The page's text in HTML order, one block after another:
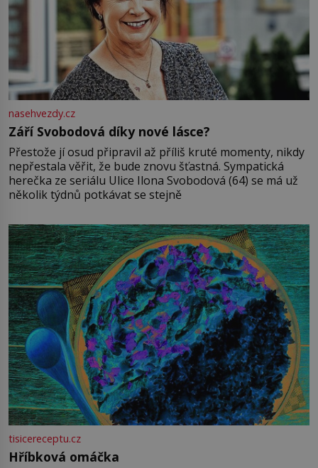
nasehvezdy.cz
Září Svobodová díky nové lásce?
Přestože jí osud připravil až příliš kruté momenty, nikdy
nepřestala věřit, že bude znovu šťastná. Sympatická
herečka ze seriálu Ulice Ilona Svobodová (64) se má už
několik týdnů potkávat se stejně
tisicereceptu.cz
Hříbková omáčka